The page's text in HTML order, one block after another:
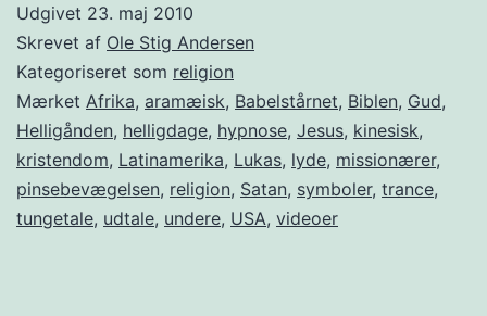
Udgivet 23. maj 2010
Skrevet af Ole Stig Andersen
Kategoriseret som religion
Mærket Afrika, aramæisk, Babelstårnet, Biblen, Gud,
Helligånden, helligdage, hypnose, Jesus, kinesisk,
kristendom, Latinamerika, Lukas, lyde, missionærer,
pinsebevægelsen, religion, Satan, symboler, trance,
tungetale, udtale, undere, USA, videoer